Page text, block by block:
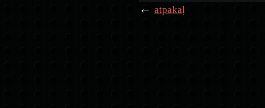
← atpakaļ